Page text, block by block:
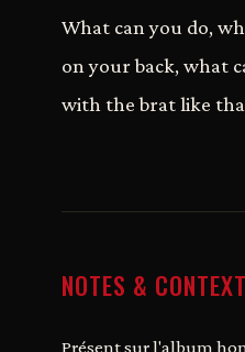
What can you do,
on your back, what
with the brat like
NOTES &
Présent sur l'album